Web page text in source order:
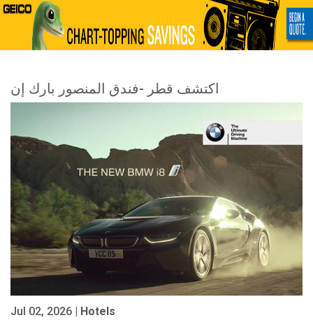
اكتشف قطر -فندق المنصور بارك إن
Jul 02, 2026 | Hotels